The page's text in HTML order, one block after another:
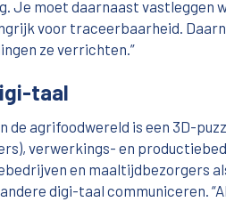
Je moet daarnaast vastleggen
voor traceerbaarheid.
ze verrichten.”
taal
de agrifoodwereld is een 3D-
verwerkings- en
en maaltijdbezorgers
digi-taal communiceren.